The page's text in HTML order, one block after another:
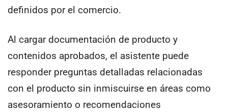
definidos por el comercio.
Al cargar documentación de producto y
contenidos aprobados, el asistente puede
responder preguntas detalladas relacionadas
con el producto sin inmiscuirse en áreas como
asesoramiento o recomendaciones